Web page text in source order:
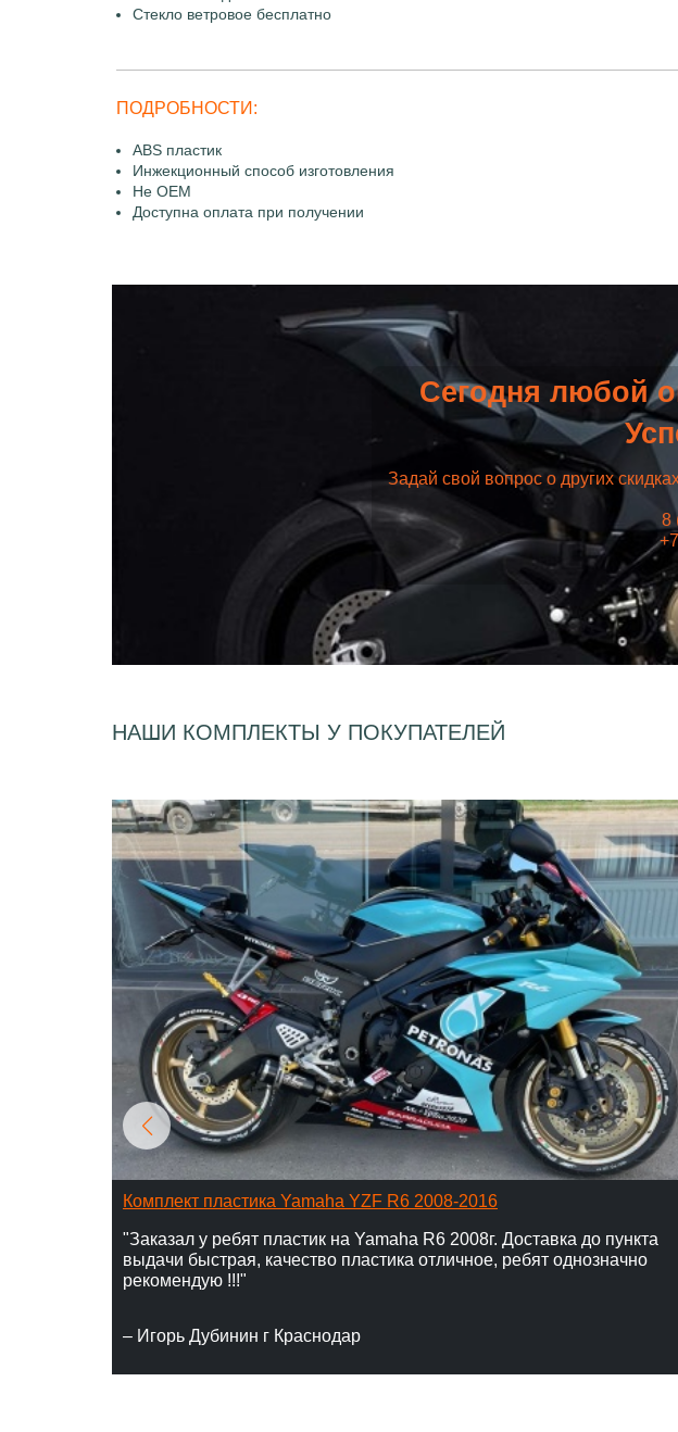
Стекло ветровое бесплатно
ПОДРОБНОСТИ:
ABS пластик
Инжекционный способ изготовления
Не OEM
Доступна оплата при получении
Сегодня любой
Задай свой вопрос о других
8
НАШИ КОМПЛЕКТЫ У ПОКУПАТЕЛЕЙ
Комплект пластика Yamaha YZF R6 2008-2016
"Заказал у ребят пластик на Yamaha R6 2008г. Доставка до пункта
выдачи быстрая, качество пластика отличное, ребят однозначно
рекомендую !!!"
– Игорь Дубинин г Краснодар